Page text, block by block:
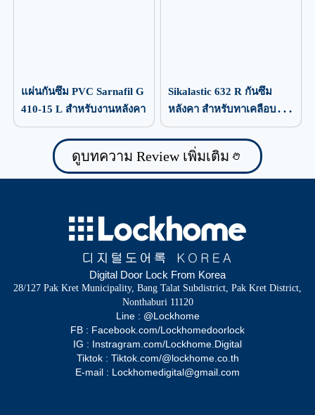
แผ่นกันซึม PVC Sarnafil G
410-15 L สำหรับงานหลังคา
Sikalastic 632 R กันซึม
หลังคา สำหรับทาเคลือบ
ป้องกันน้ำรั่วซึม
ดูบทความ Review เพิ่มเติม
Digital Door Lock From Korea
28/127 Pak Kret Municipality, Bang Talat Subdistrict, Pak Kret District,
Nonthaburi 11120
Line : @Lockhome
FB : Facebook.com/Lockhomedoorlock
IG : Instragram.com/Lockhome.Digital
Tiktok : Tiktok.com/@lockhome.co.th
E-mail : Lockhomedigital@gmail.com